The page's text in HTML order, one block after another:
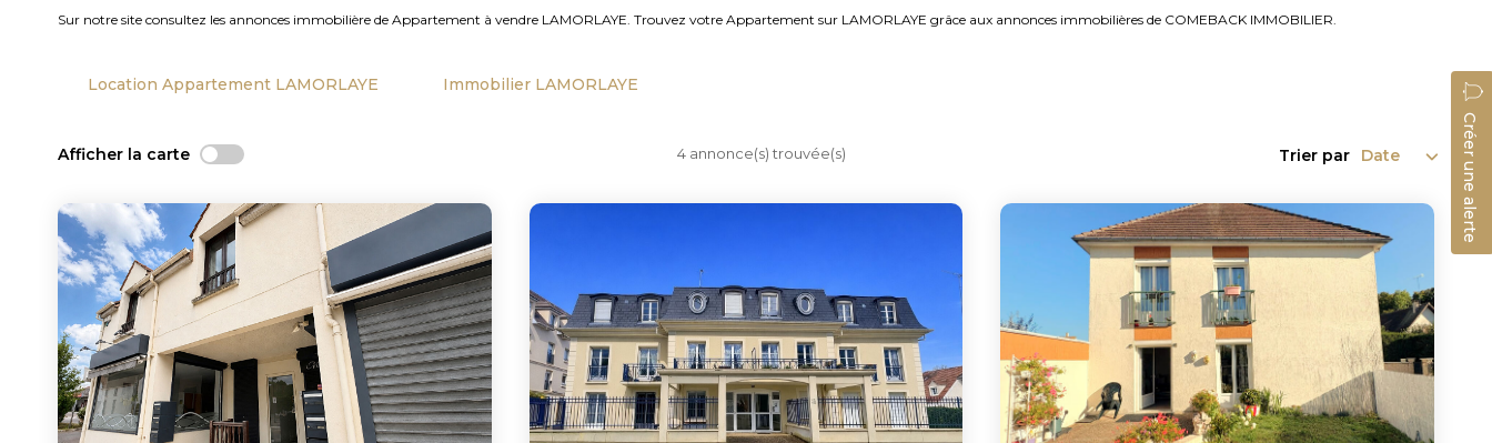
Sur notre site consultez les annonces immobilière de Appartement à vendre LAMORLAYE. Trouvez votre Appartement sur LAMORLAYE grâce aux annonces immobilières de COMEBACK IMMOBILIER.
Location Appartement LAMORLAYE Immobilier LAMORLAYE
Créer une alerte
Afficher la carte 4 annonce(s) trouvée(s) Trier par